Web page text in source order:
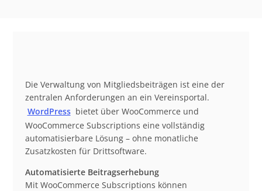
Die Verwaltung von Mitgliedsbeiträgen ist eine der
zentralen Anforderungen an ein Vereinsportal.
WordPress bietet über WooCommerce und
WooCommerce Subscriptions eine vollständig
automatisierbare Lösung – ohne monatliche
Zusatzkosten für Drittsoftware.
Automatisierte Beitragserhebung
Mit WooCommerce Subscriptions können